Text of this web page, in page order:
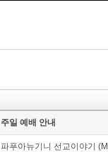
주일 예배 안내
파푸아뉴기니 선교이야기